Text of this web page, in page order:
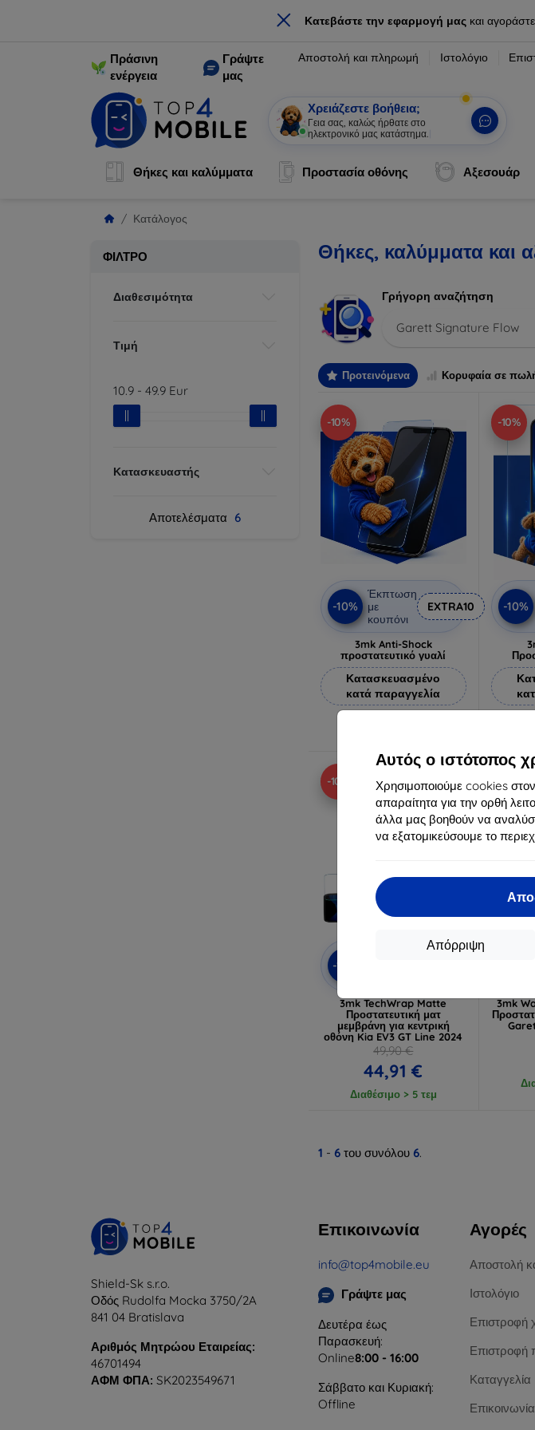
× Κατεβάστε την εφαρμογή μαςκαι
Αυτός ο ιστότοπος
Χρησιμοποιούμε cookies
απαραίτητα για την ορθή
άλλα μας βοηθούν να
να εξατομικεύσουμε το
Απόρριψη
Πράσινη
ενέργεια
Γράψτε
μας
Αποστολή και πληρωμή Ιστολόγιο
Χρειάζεστε βοήθεια;
Γεια σας, καλώς ήρθατε στο
ηλεκτρονικό μας κατάστημα.
Θήκες και καλύμματα Προστασία οθόνης Αξεσουάρ
Κατάλογος
ΦΊΛΤΡΟ
Διαθεσιμότητα
Τιμή
10.9 - 49.9 Eur
Κατασκευαστής
Αποτελέσματα 6
Θήκες, καλύμματα και
Γρήγορη αναζήτηση
Garett Signature Flow
Προτεινόμενα Κορυφαία σε
-10%
-10%
Έκπτωση
με
κουπόνι
EXTRA10
3mk Anti-Shock
προστατευτικό γυαλί
Κατασκευασμένο
κατά παραγγελία
Διαθέσιμο > 5 τεμ
-10%
-10%
-10%
-10%
3mk TechWrap Matte
Προστατευτική ματ
μεμβράνη για κεντρική
οθόνη Kia EV3 GT Line 2024
49,90 €
44,91 €
Διαθέσιμο > 5 τεμ
-10%
3mk
1 - 6 του συνόλου 6.
Shield-Sk s.r.o.
Οδός Rudolfa Mocka 3750/2A
841 04 Bratislava
Αριθμός Μητρώου Εταιρείας:
46701494
ΑΦΜ ΦΠΑ: SK2023549671
Επικοινωνία
info@top4mobile.eu
Γράψτε μας
Δευτέρα έως
Παρασκευή:
Online8:00 - 16:00
Σάββατο και Κυριακή:
Offline
Αγορές
Αποστολή
Ιστολόγιο
Επιστροφή
Επιστροφή
Καταγγελία
Επικοινωνία